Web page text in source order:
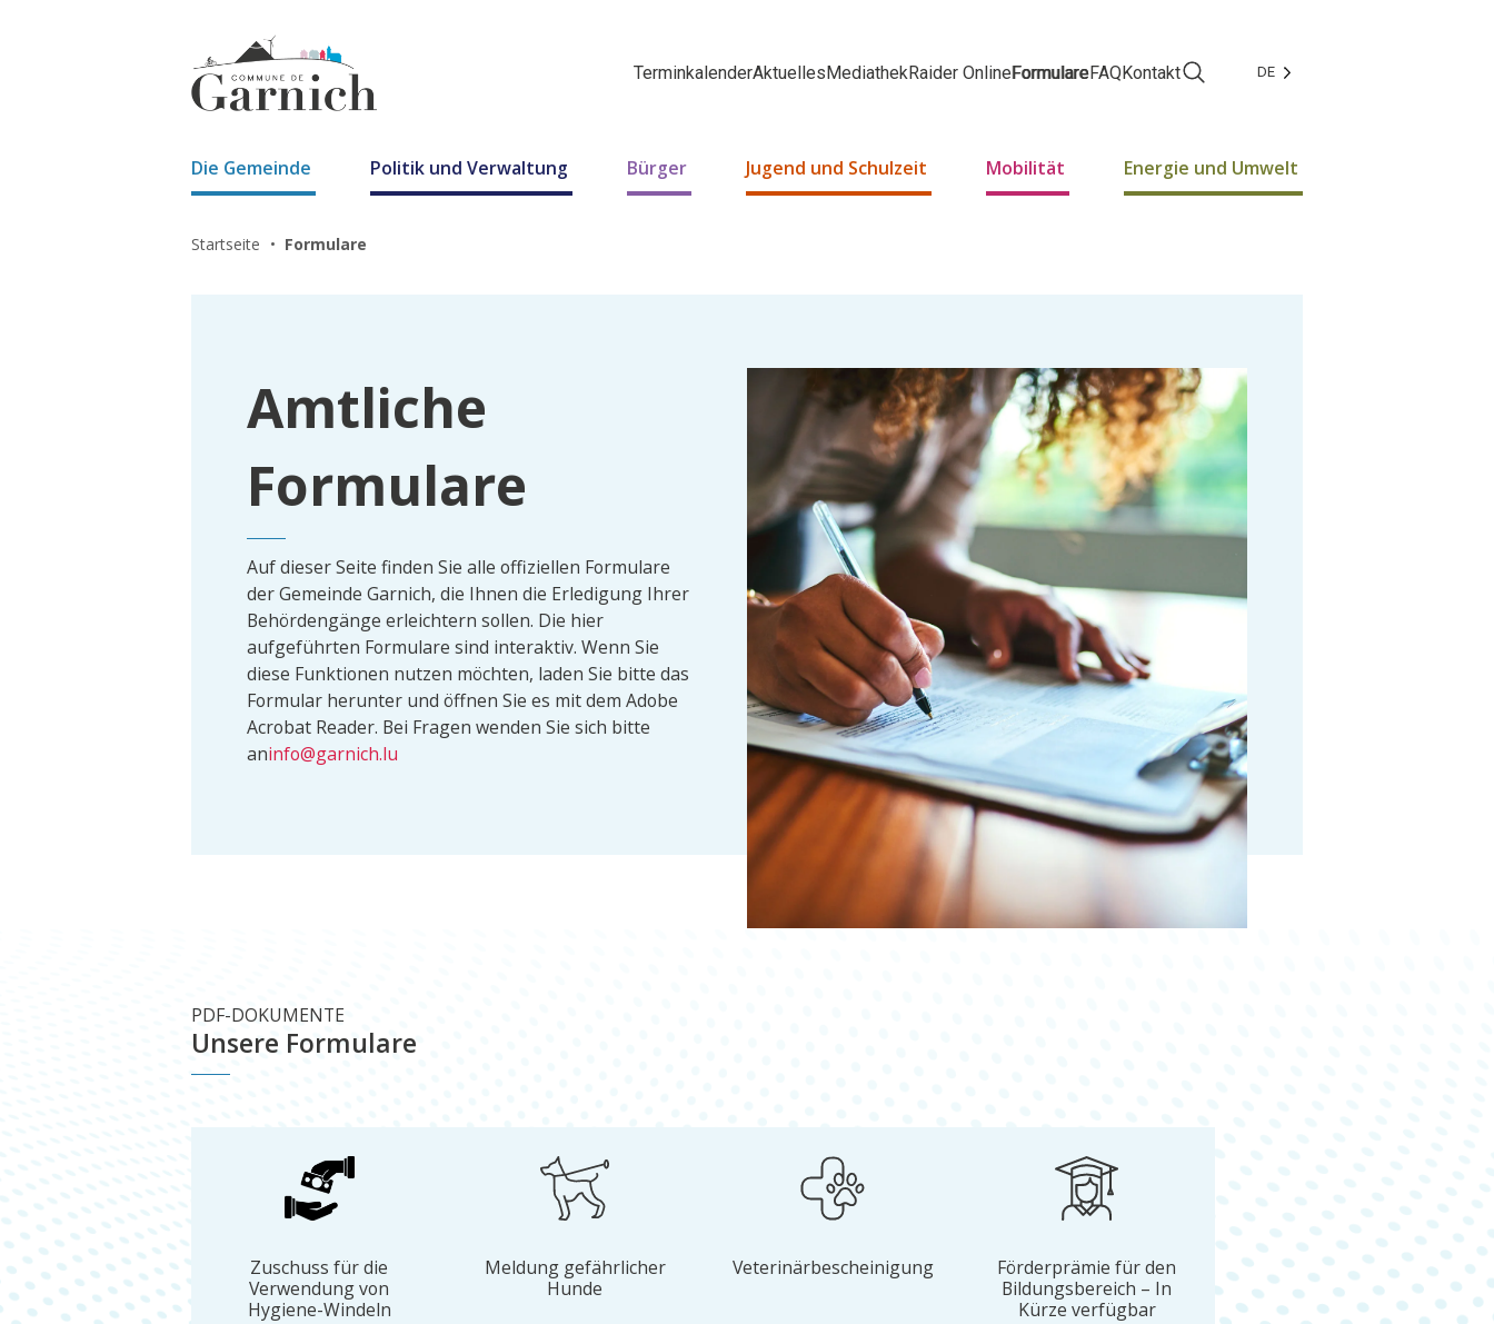
TerminkalenderAktuellesMediathekRaider OnlineFormulareFAQKontakt Facebook
Instagram
DE
Die Gemeinde Politik und Verwaltung Bürger Jugend und Schulzeit Mobilität Energie und Umwelt
Startseite Formulare
Amtliche
Formulare
Auf dieser Seite finden Sie alle offiziellen Formulare
der Gemeinde Garnich, die Ihnen die Erledigung Ihrer
Behördengänge erleichtern sollen. Die hier
aufgeführten Formulare sind interaktiv. Wenn Sie
diese Funktionen nutzen möchten, laden Sie bitte das
Formular herunter und öffnen Sie es mit dem Adobe
Acrobat Reader. Bei Fragen wenden Sie sich bitte
aninfo@garnich.lu
Unsere Formulare
PDF-DOKUMENTE
Zuschuss für die
Verwendung von
Hygiene-Windeln
Meldung gefährlicher
Hunde
Veterinärbescheinigung
Förderprämie für den
Bildungsbereich – In
Kürze verfügbar